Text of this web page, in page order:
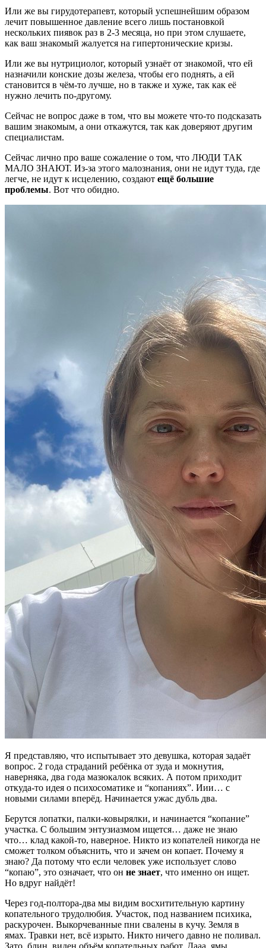
Или же вы гирудотерапевт, который успешнейшим образом
лечит повышенное давление всего лишь постановкой
нескольких пиявок раз в 2-3 месяца, но при этом слушаете,
как ваш знакомый жалуется на гипертонические кризы.
Или же вы нутрициолог, который узнаёт от знакомой, что ей
назначили конские дозы железа, чтобы его поднять, а ей
становится в чём-то лучше, но в также и хуже, так как её
нужно лечить по-другому.
Сейчас не вопрос даже в том, что вы можете что-то подсказать
вашим знакомым, а они откажутся, так как доверяют другим
специалистам.
Сейчас лично про ваше сожаление о том, что ЛЮДИ ТАК
МАЛО ЗНАЮТ. Из-за этого малознания, они не идут туда, где
легче, не идут к исцелению, создают ещё большие
проблемы. Вот что обидно.
Я представляю, что испытывает это девушка, которая задаёт
вопрос. 2 года страданий ребёнка от зуда и мокнутия,
наверняка, два года мазюкалок всяких. А потом приходит
откуда-то идея о психосоматике и “копаниях”. Иии… с
новыми силами вперёд. Начинается ужас дубль два.
Берутся лопатки, палки-ковырялки, и начинается “копание”
участка. С большим энтузиазмом ищется… даже не знаю
что… клад какой-то, наверное. Никто из копателей никогда не
сможет толком объяснить, что и зачем он копает. Почему я
знаю? Да потому что если человек уже использует слово
“копаю”, это означает, что он не знает, что именно он ищет.
Но вдруг найдёт!
Через год-полтора-два мы видим восхитительную картину
копательного трудолюбия. Участок, под названием психика,
раскурочен. Выкорчеванные пни свалены в кучу. Земля в
ямах. Травки нет, всё изрыто. Никто ничего давно не поливал.
Зато, блин, виден объём копательных работ. Дааа, ямы